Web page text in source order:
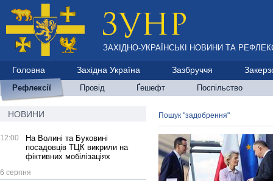
ЗАХІДНО-УКРАЇНСЬКІ НОВИНИ ТА
Головна Західна Україна Зазбруччя
Рефлексії Провід Ґешефт Поспільство
НОВИНИ
12:00
На Волині та Буковині
посадовців ТЦК викрили на
фіктивних мобілізаціях
6 серпня
Пошук "задобрення"